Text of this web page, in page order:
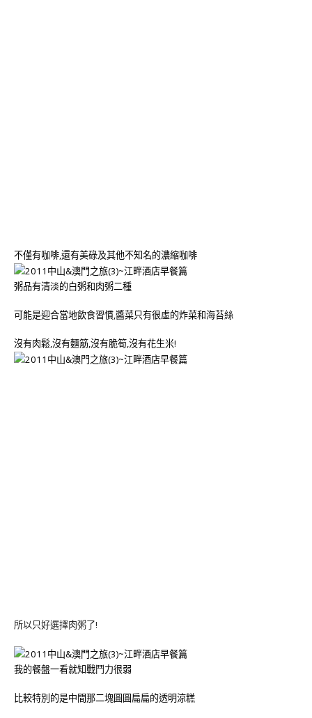
不僅有咖啡,還有美碌及其他不知名的濃縮咖啡
粥品有清淡的白粥和肉粥二種
可能是迎合當地飲食習慣,醬菜只有很虛的炸菜和海苔絲
沒有肉鬆,沒有麵筋,沒有脆筍,沒有花生米!
所以只好選擇肉粥了!
我的餐盤一看就知戰鬥力很弱
比較特別的是中間那二塊圓圓扁扁的透明涼糕